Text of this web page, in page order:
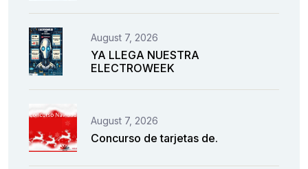
August 7, 2026
YA LLEGA NUESTRA
ELECTROWEEK
August 7, 2026
Concurso de tarjetas de.